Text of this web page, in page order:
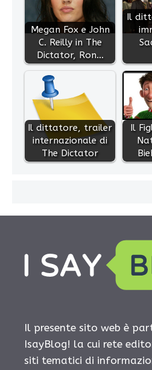
Megan Fox e John
C. Reilly in The
Dictator, Ron…
Il
Il dittatore, trailer
internazionale di
The Dictator
Il
Il presente sito web è
IsayBlog! la cui rete
siti tematici di